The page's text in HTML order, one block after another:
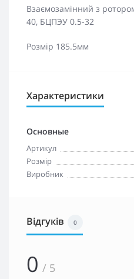
Взаємозамінний з
40, БЦПЭУ 0.5-32
Розмір 185.5мм
Характеристики
Основные
Артикул
Розмір
Виробник
Відгуків 0
0 / 5